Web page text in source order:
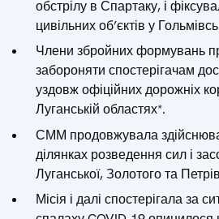
обстрілу в Спартаку, і
цивільних об’єктів у
Члени збройних формувань
забороняти спостерігачам
уздовж офіційних дорожніх
Луганській областях*.
СММ продовжувала
ділянках розведення сил і
Луганської, Золотого та
Місія і далі спостерігала за